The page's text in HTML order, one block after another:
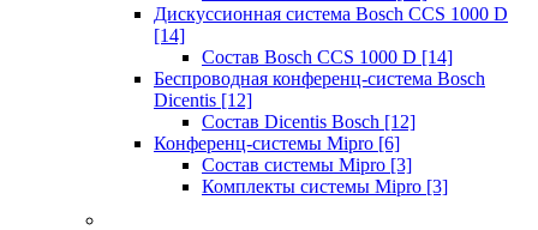
Дискуссионная система Bosch CCS 1000 D
[14]
Состав Bosch CCS 1000 D [14]
Беспроводная конференц-система Bosch
Dicentis [12]
Состав Dicentis Bosch [12]
Конференц-системы Mipro [6]
Состав системы Mipro [3]
Комплекты системы Mipro [3]